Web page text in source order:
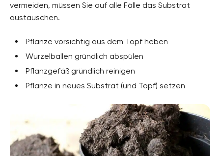
vermeiden, müssen Sie auf alle Fälle das Substrat
austauschen.
Pflanze vorsichtig aus dem Topf heben
Wurzelballen gründlich abspülen
Pflanzgefäß gründlich reinigen
Pflanze in neues Substrat (und Topf) setzen